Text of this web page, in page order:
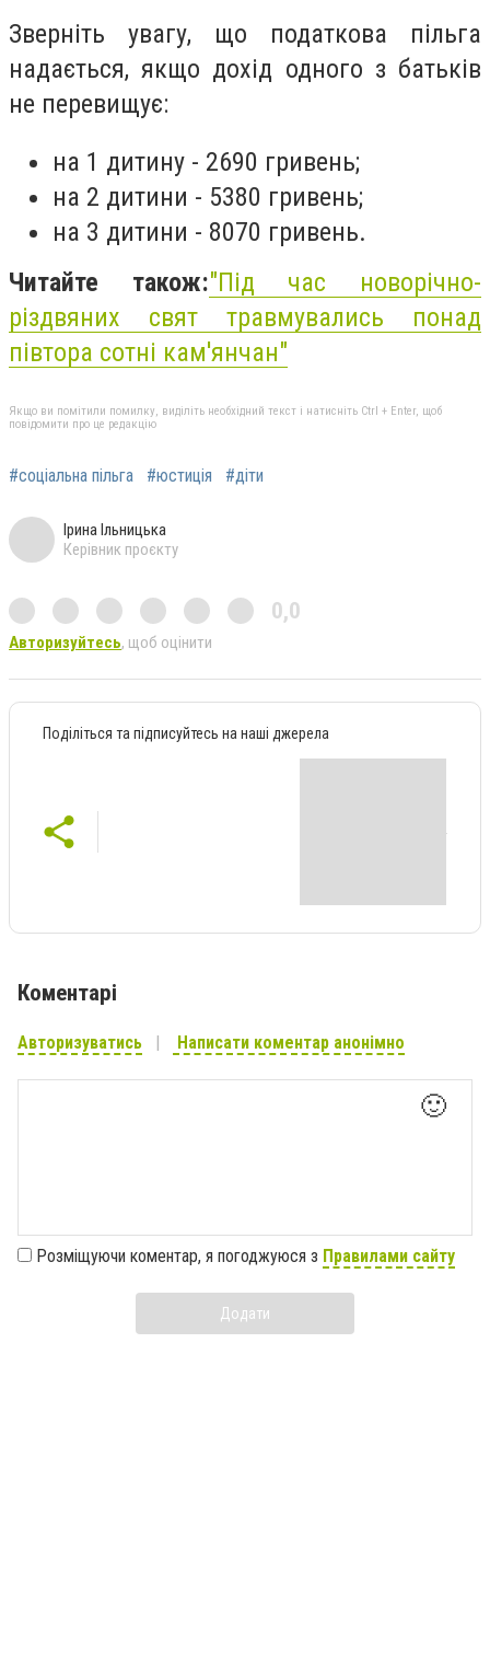
Зверніть увагу, що податкова пільга
надається, якщо дохід одного з батьків
не перевищує:
на 1 дитину - 2690 гривень;
на 2 дитини - 5380 гривень;
на 3 дитини - 8070 гривень.
Читайте також:"Під час новорічно-
різдвяних свят травмувались понад
півтора сотні кам'янчан"
Якщо ви помітили помилку, виділіть необхідний текст і натисніть Ctrl + Enter, щоб
повідомити про це редакцію
#соціальна пільга #юстиція #діти
Ірина Ільницька
Керівник проєкту
0,0
Авторизуйтесь, щоб оцінити
Поділіться та підписуйтесь на наші джерела
Коментарі
Авторизуватись Написати коментар анонімно
🙂
Розміщуючи коментар, я погоджуюся з Правилами сайту
Додати